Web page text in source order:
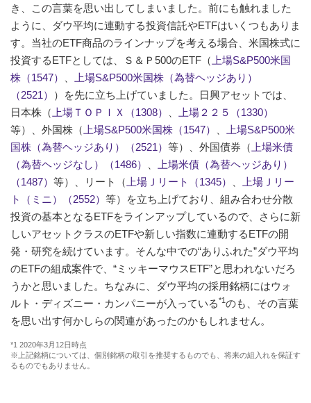
き、この言葉を思い出してしまいました。前にも触れました
ように、ダウ平均に連動する投資信託やETFはいくつもありま
す。当社のETF商品のラインナップを考える場合、米国株式に
投資するETFとしては、Ｓ＆Ｐ500のETF（ 上場S&P500米国
株（1547）
上場S&P500米国株（為替ヘッジあり）
（2521）
）を先に立ち上げていました。日興アセットでは、
日本株（ 上場ＴＯＰＩＸ（1308）
上場２２５（1330）
等）、外国株（ 上場S&P500米国株（1547）
上場S&P500米
国株（為替ヘッジあり）（2521） 等）、外国債券（ 上場米債
（為替ヘッジなし）（1486）
上場米債（為替ヘッジあり）
（1487） 等）、リート（ 上場Ｊリート（1345）
上場Ｊリー
ト（ミニ）（2552） 等）を立ち上げており、組み合わせ分散
投資の基本となるETFをラインアップしているので、さらに新
しいアセットクラスのETFや新しい指数に連動するETFの開
発・研究を続けています。そんな中での“ありふれた”ダウ平均
のETFの組成案件で、“ミッキーマウスETF”と思われないだろ
うかと思いました。ちなみに、ダウ平均の採用銘柄にはウォ
ルト・ディズニー・カンパニーが入っている*1 のも、その言葉
を思い出す何かしらの関連があったのかもしれません。
*1 2020年3月12日時点
※上記銘柄については、個別銘柄の取引を推奨するものでも、将来の組入れを保証す
るものでもありません。